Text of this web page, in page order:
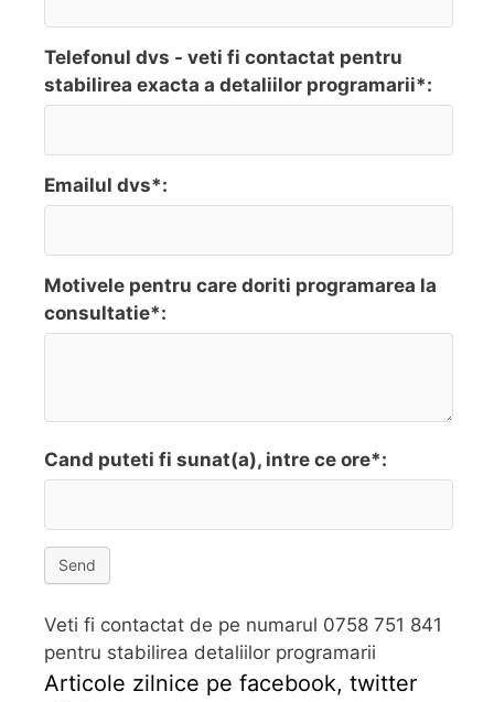
Telefonul dvs - veti fi contactat pentru
stabilirea exacta a detaliilor programarii*:
Emailul dvs*:
Motivele pentru care doriti programarea la
consultatie*:
Cand puteti fi sunat(a), intre ce ore*:
Send
Veti fi contactat de pe numarul 0758 751 841
pentru stabilirea detaliilor programarii
Articole zilnice pe facebook, twitter